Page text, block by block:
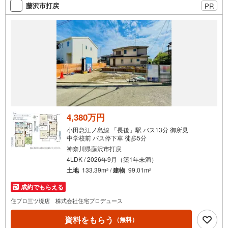
◇閑静な住宅街で、前面道路は車通りも少ない袋小路
◇リビングを見渡せる対面式キッチンを採用
◇滝の上公園まで徒歩2分
藤沢市打戻 PR
4,380万円
小田急江ノ島線 「長後」駅 バス13分 御所見
中学校前 バス停下車 徒歩5分
神奈川県藤沢市打戻
4LDK / 2026年9月（築1年未満）
土地 133.39m2 /建物 99.01m2
成約でもらえる
住プロ三ツ境店 株式会社住宅プロデュース
資料をもらう （無料）